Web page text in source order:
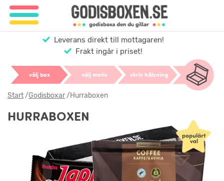
Leverans direkt till mottagaren!
Frakt ingår i priset!
välj box välj motiv skriv hälsning
Start/Godisboxar/Hurraboxen
HURRABOXEN